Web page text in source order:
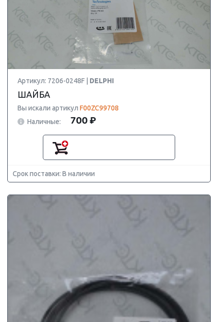
Артикул: 7206-0248F | DELPHI
ШАЙБА
Вы искали артикул F00ZC99708
Наличные:
700 ₽
Срок поставки: В наличии